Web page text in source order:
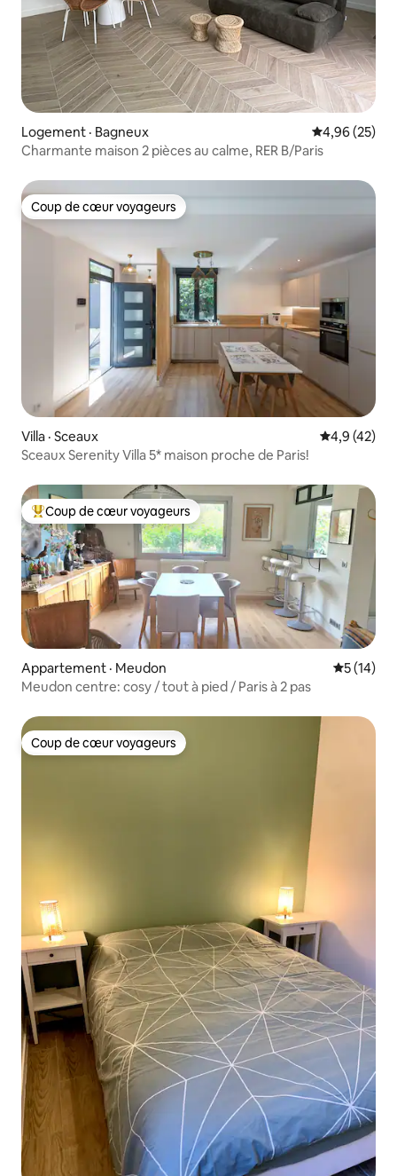
Logement · Bagneux Note
4,96 (25)
Charmante maison 2 pièces au calme, RER B/Paris
Coup de cœur voyageurs
Coup de cœur voyageurs
Villa · Sceaux Note
4,9 (42)
Sceaux Serenity Villa 5* maison proche de Paris!
Coup de cœur voyageurs parmi les plus aimés
Coup de cœur voyageurs
Appartement · Meudon Note
5 (14)
Meudon centre: cosy / tout à pied / Paris à 2 pas
Coup de cœur voyageurs
Coup de cœur voyageurs